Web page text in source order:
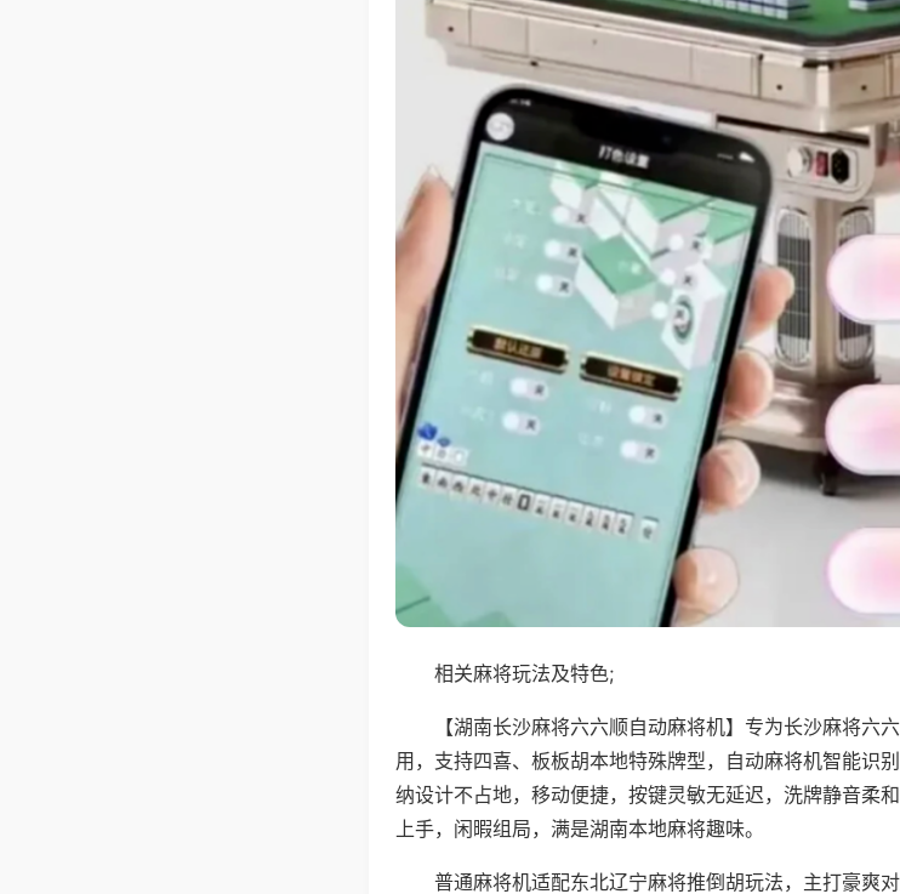
相关麻将玩法及特色;
【湖南长沙麻将六六顺自动麻将机】专为长沙麻将六
用，支持四喜、板板胡本地特殊牌型，自动麻将机智能识
纳设计不占地，移动便捷，按键灵敏无延迟，洗牌静音柔
上手，闲暇组局，满是湖南本地麻将趣味。
普通麻将机适配东北辽宁麻将推倒胡玩法，主打豪爽